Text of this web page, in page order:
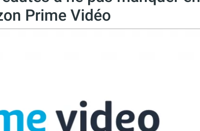
Prime Vidéo